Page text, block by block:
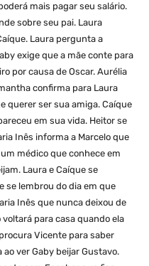
mais pagar seu salário.
sobre seu pai. Laura
Laura pergunta a
exige que a mãe conte para
por causa de Oscar. Aurélia
confirma para Laura
querer ser sua amiga. Caíque
em sua vida. Heitor se
Inês informa a Marcelo que
médico que conhece em
Laura e Caíque se
se lembrou do dia em que
Inês que nunca deixou de
para casa quando ela
Vicente para saber
ver Gaby beijar Gustavo.